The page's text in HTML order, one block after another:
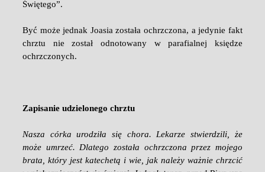
Świętego”.
Być może jednak Joasia została ochrzczona, a jedynie fakt
chrztu nie został odnotowany w parafialnej księdze
ochrzczonych.
Zapisanie udzielonego chrztu
Nasza córka urodziła się chora. Lekarze stwierdzili, że
może umrzeć. Dlatego została ochrzczona przez mojego
brata, który jest katechetą i wie, jak należy ważnie chrzcić